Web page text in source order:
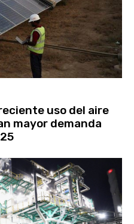
uso del aire
mayor demanda